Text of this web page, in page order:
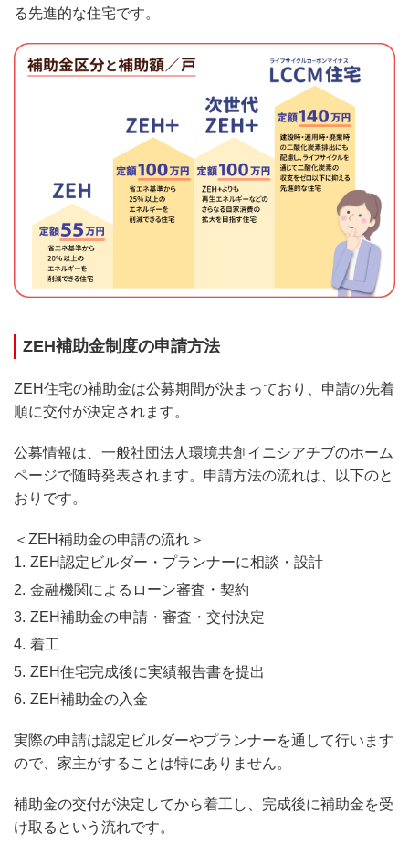
る先進的な住宅です。
ZEH補助金制度の申請方法
ZEH住宅の補助金は公募期間が決まっており、申請の先着
順に交付が決定されます。
公募情報は、一般社団法人環境共創イニシアチブのホーム
ページで随時発表されます。申請方法の流れは、以下のと
おりです。
＜ZEH補助金の申請の流れ＞
ZEH認定ビルダー・プランナーに相談・設計
金融機関によるローン審査・契約
ZEH補助金の申請・審査・交付決定
着工
ZEH住宅完成後に実績報告書を提出
ZEH補助金の入金
実際の申請は認定ビルダーやプランナーを通して行います
ので、家主がすることは特にありません。
補助金の交付が決定してから着工し、完成後に補助金を受
け取るという流れです。